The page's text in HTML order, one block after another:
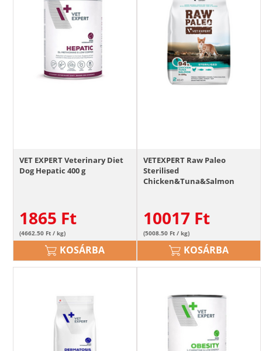
VET EXPERT Veterinary Diet
Dog Hepatic 400 g
1865 Ft
(4662.50 Ft / kg)
KOSÁRBA
VETEXPERT Raw Paleo
Sterilised
Chicken&Tuna&Salmon
10017 Ft
(5008.50 Ft / kg)
KOSÁRBA